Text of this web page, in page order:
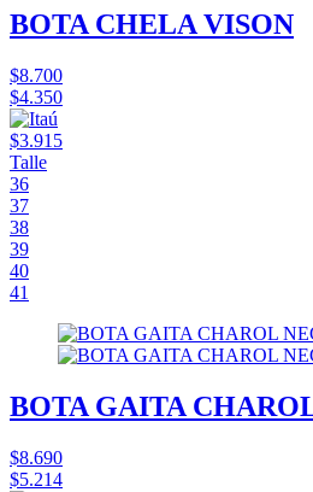
BOTA CHELA VISON
$8.700
$4.350
$3.915
Talle
36
37
38
39
40
41
BOTA GAITA
$8.690
$5.214